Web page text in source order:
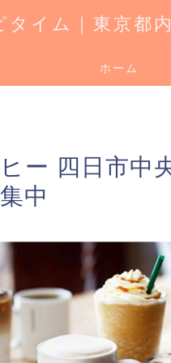
タイム｜東京都
ホーム
ー 四日市中
中